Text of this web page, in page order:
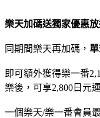
樂天加碼送獨家優惠
同期間樂天再加碼，
即可額外獲得樂一番
樂後，可享2,800日元
一個樂天/樂一番會員